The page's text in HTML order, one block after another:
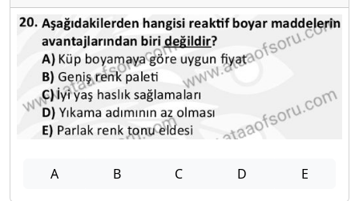
A B C D E